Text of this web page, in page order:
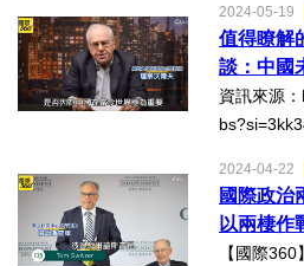
生物科技
發明/專利
文化資產/文物保護
2024-05-19
值得瞭解
談：中國
資訊來源
2024-04-22
國際政治
以兩棲作
人的事
【國際